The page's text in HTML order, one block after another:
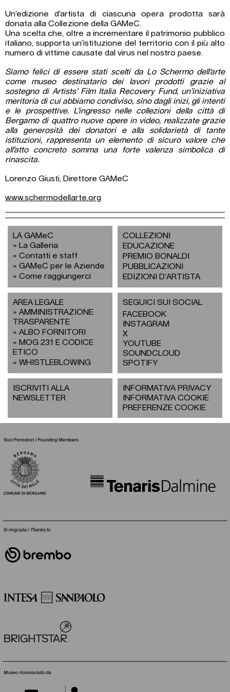
Un’edizione d’artista di ciascuna opera prodotta sarà
donata alla Collezione della GAMeC.
Una scelta che, oltre a incrementare il patrimonio pubblico
italiano, supporta un’istituzione del territorio con il più alto
numero di vittime causate dal virus nel nostro paese.
Siamo felici di essere stati scelti da Lo Schermo dell’arte
come museo destinatario dei lavori prodotti grazie al
sostegno di Artists’ Film Italia Recovery Fund, un’iniziativa
meritoria di cui abbiamo condiviso, sino dagli inizi, gli intenti
e le prospettive. L’ingresso nelle collezioni della città di
Bergamo di quattro nuove opere in video, realizzate grazie
alla generosità dei donatori e alla solidarietà di tante
istituzioni, rappresenta un elemento di sicuro valore che
all’atto concreto somma una forte valenza simbolica di
rinascita.
Lorenzo Giusti, Direttore GAMeC
www.schermodellarte.org
LA GAMeC
La Galleria
Contatti e staff
GAMeC per le Aziende
Come raggiungerci
COLLEZIONI
EDUCAZIONE
PREMIO BONALDI
PUBBLICAZIONI
EDIZIONI D’ARTISTA
AREA LEGALE
AMMINISTRAZIONE
TRASPARENTE
ALBO FORNITORI
MOG 231 E CODICE
ETICO
WHISTLEBLOWING
SEGUICI SUI SOCIAL
FACEBOOK
INSTAGRAM
X
YOUTUBE
SOUNDCLOUD
SPOTIFY
ISCRIVITI ALLA
NEWSLETTER
INFORMATIVA PRIVACY
INFORMATIVA COOKIE
PREFERENZE COOKIE